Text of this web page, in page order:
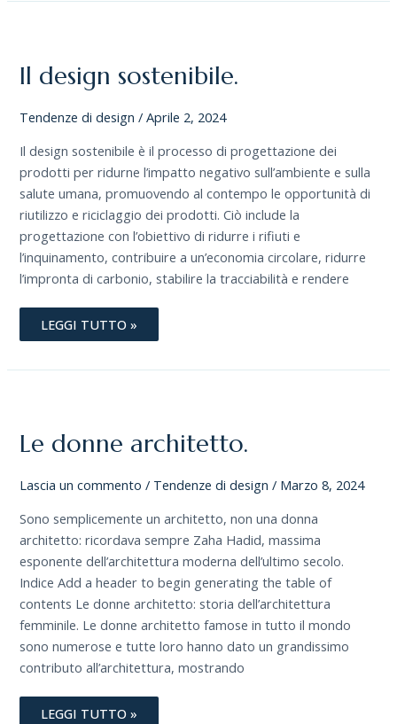
Il design sostenibile.
Tendenze di design /Aprile 2, 2024
Il design sostenibile è il processo di progettazione dei
prodotti per ridurne l’impatto negativo sull’ambiente e sulla
salute umana, promuovendo al contempo le opportunità di
riutilizzo e riciclaggio dei prodotti. Ciò include la
progettazione con l’obiettivo di ridurre i rifiuti e
l’inquinamento, contribuire a un’economia circolare, ridurre
l’impronta di carbonio, stabilire la tracciabilità e rendere
LEGGI TUTTO »
Le donne architetto.
Lascia un commento / Tendenze di design / Marzo 8, 2024
Sono semplicemente un architetto, non una donna
architetto: ricordava sempre Zaha Hadid, massima
esponente dell’architettura moderna dell’ultimo secolo.
Indice Add a header to begin generating the table of
contents Le donne architetto: storia dell’architettura
femminile. Le donne architetto famose in tutto il mondo
sono numerose e tutte loro hanno dato un grandissimo
contributo all’architettura, mostrando
LEGGI TUTTO »